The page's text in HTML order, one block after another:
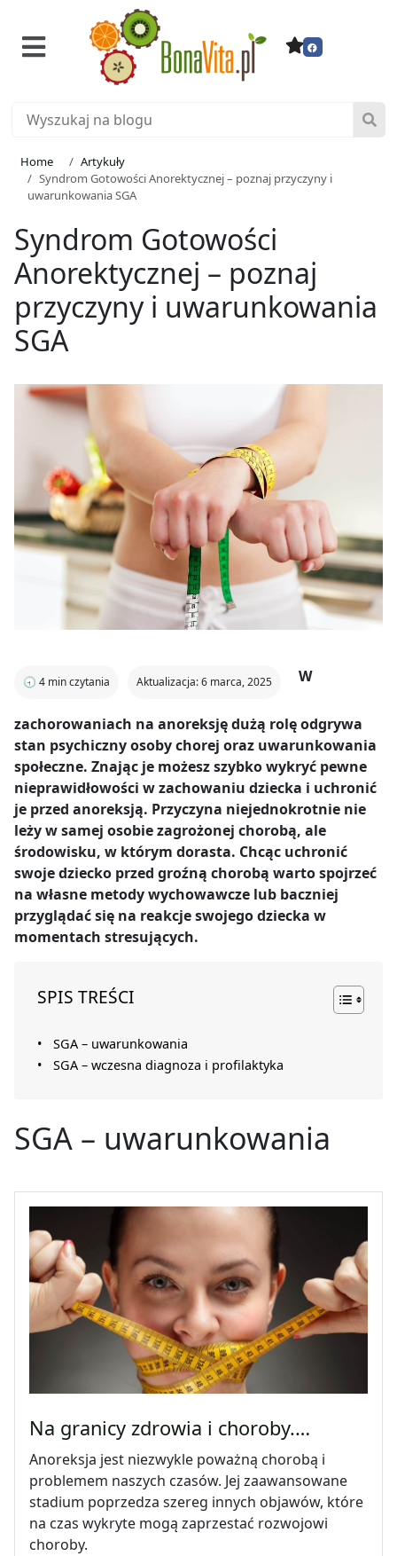
Home
Artykuły
Syndrom Gotowości Anorektycznej – poznaj przyczyny i
uwarunkowania SGA
Syndrom Gotowości
Anorektycznej – poznaj
przyczyny i uwarunkowania
SGA
🕣 4 min czytania Aktualizacja: 6 marca, 2025 W
zachorowaniach na anoreksję dużą rolę odgrywa
stan psychiczny osoby chorej oraz uwarunkowania
społeczne. Znając je możesz szybko wykryć pewne
nieprawidłowości w zachowaniu dziecka i uchronić
je przed anoreksją. Przyczyna niejednokrotnie nie
leży w samej osobie zagrożonej chorobą, ale
środowisku, w którym dorasta. Chcąc uchronić
swoje dziecko przed groźną chorobą warto spojrzeć
na własne metody wychowawcze lub baczniej
przyglądać się na reakcje swojego dziecka w
momentach stresujących.
SPIS TREŚCI
SGA – uwarunkowania
SGA – wczesna diagnoza i profilaktyka
SGA – uwarunkowania
Na granicy zdrowia i choroby.…
Anoreksja jest niezwykle poważną chorobą i
problemem naszych czasów. Jej zaawansowane
stadium poprzedza szereg innych objawów, które
na czas wykryte mogą zaprzestać rozwojowi
choroby.